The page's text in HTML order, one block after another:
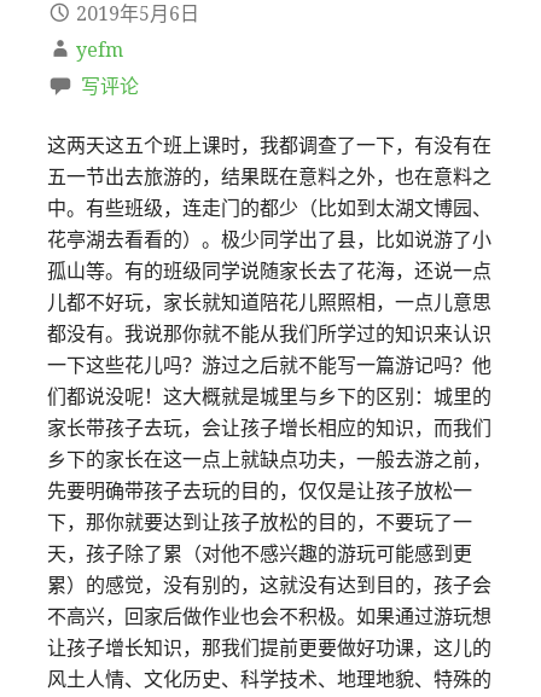
2019年5月6日
yefm
写评论
这两天这五个班上课时，我都调查了一下，有没有在
五一节出去旅游的，结果既在意料之外，也在意料之
中。有些班级，连走门的都少（比如到太湖文博园、
花亭湖去看看的）。极少同学出了县，比如说游了小
孤山等。有的班级同学说随家长去了花海，还说一点
儿都不好玩，家长就知道陪花儿照照相，一点儿意思
都没有。我说那你就不能从我们所学过的知识来认识
一下这些花儿吗？游过之后就不能写一篇游记吗？他
们都说没呢！这大概就是城里与乡下的区别：城里的
家长带孩子去玩，会让孩子增长相应的知识，而我们
乡下的家长在这一点上就缺点功夫，一般去游之前，
先要明确带孩子去玩的目的，仅仅是让孩子放松一
下，那你就要达到让孩子放松的目的，不要玩了一
天，孩子除了累（对他不感兴趣的游玩可能感到更
累）的感觉，没有别的，这就没有达到目的，孩子会
不高兴，回家后做作业也会不积极。如果通过游玩想
让孩子增长知识，那我们提前更要做好功课，这儿的
风土人情、文化历史、科学技术、地理地貌、特殊的